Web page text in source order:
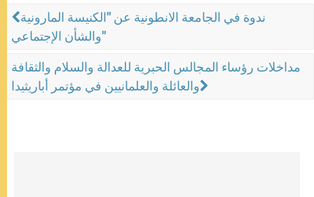
ندوة في الجامعة الانطونية عن "الكنيسة المارونية
والشأن الإجتماعي"
مداخلات رؤساء المجالس الحبرية للعدالة والسلام والثقافة
والعائلة والعلمانيين في مؤتمر أباريثيدا